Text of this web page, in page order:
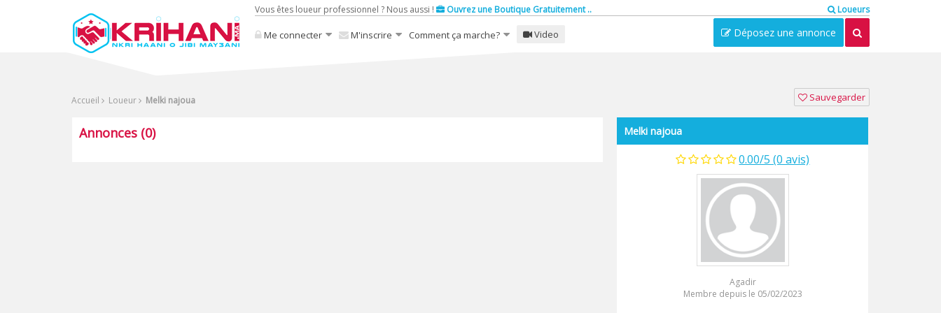
Vous êtes loueur professionnel ? Nous aussi ! Ouvrez une Boutique Gratuitement .. Loueurs
Me connecter M'inscrire Comment ça marche? Video Déposez une annonce
Accueil Loueur Melki najoua Sauvegarder
Annonces (0) Melki najoua
0.00/5 (0 avis)
Agadir
Membre depuis le 05/02/2023